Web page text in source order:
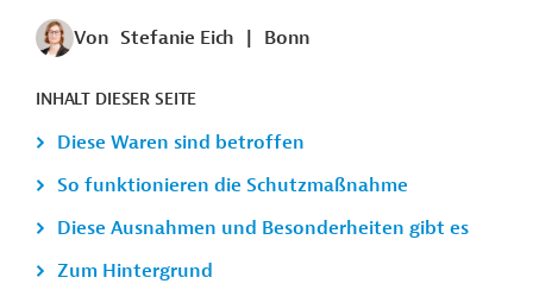
Von Stefanie Eich Bonn
INHALT DIESER SEITE
Diese Waren sind betroffen
So funktionieren die Schutzmaßnahme
Diese Ausnahmen und Besonderheiten gibt es
Zum Hintergrund